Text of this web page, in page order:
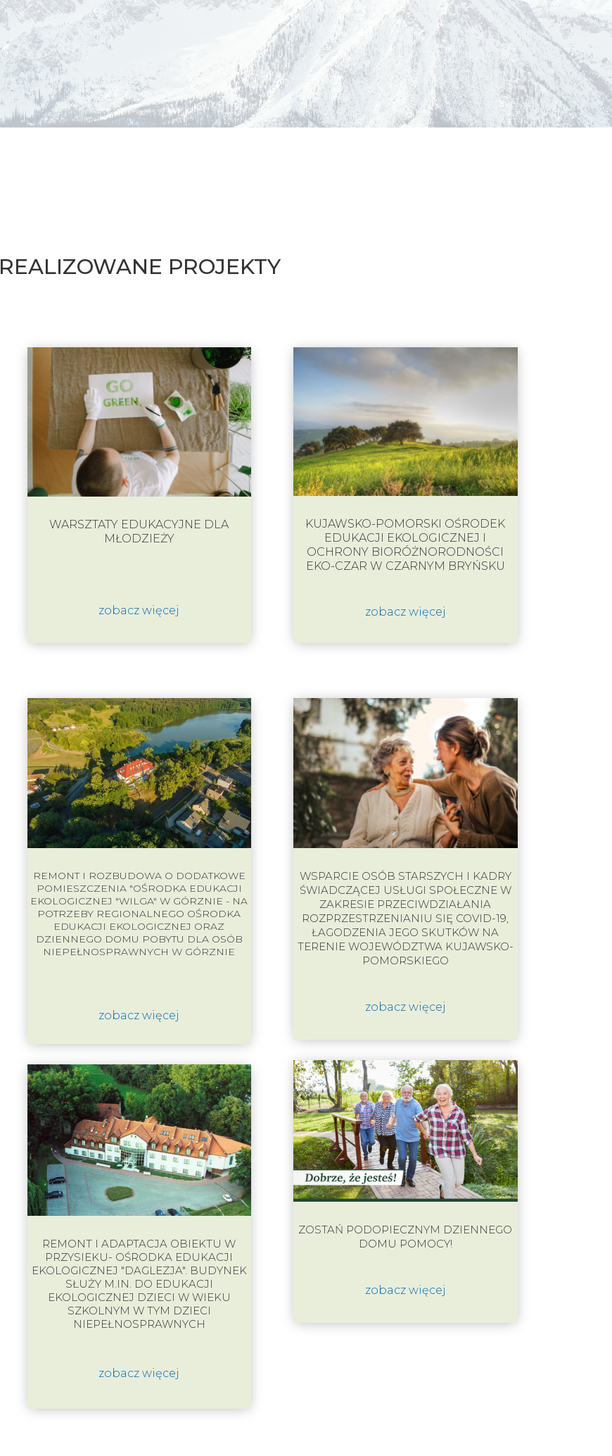
REALIZOWANE PROJEKTY
WARSZTATY EDUKACYJNE DLA
MŁODZIEŻY
zobacz więcej
KUJAWSKO-POMORSKI OŚRODEK
EDUKACJI EKOLOGICZNEJ I
OCHRONY BIORÓŻNORODNOŚCI
EKO-CZAR W CZARNYM BRYŃSKU
zobacz więcej
REMONT I ROZBUDOWA O DODATKOWE
POMIESZCZENIA "OŚRODKA EDUKACJI
EKOLOGICZNEJ "WILGA" W GÓRZNIE - NA
POTRZEBY REGIONALNEGO OŚRODKA
EDUKACJI EKOLOGICZNEJ ORAZ
DZIENNEGO DOMU POBYTU DLA OSÓB
NIEPEŁNOSPRAWNYCH W GÓRZNIE
zobacz więcej
REMONT I ADAPTACJA OBIEKTU W
PRZYSIEKU- OŚRODKA EDUKACJI
EKOLOGICZNEJ "DAGLEZJA". BUDYNEK
SŁUŻY M.IN. DO EDUKACJI
EKOLOGICZNEJ DZIECI W WIEKU
SZKOLNYM W TYM DZIECI
NIEPEŁNOSPRAWNYCH
zobacz więcej
WSPARCIE OSÓB STARSZYCH I KADRY
ŚWIADCZĄCEJ USŁUGI SPOŁECZNE W
ZAKRESIE PRZECIWDZIAŁANIA
ROZPRZESTRZENIANIU SIĘ COVID-19,
ŁAGODZENIA JEGO SKUTKÓW NA
TERENIE WOJEWÓDZTWA KUJAWSKO-
POMORSKIEGO
zobacz więcej
ZOSTAŃ PODOPIECZNYM DZIENNEGO
DOMU POMOCY!
zobacz więcej